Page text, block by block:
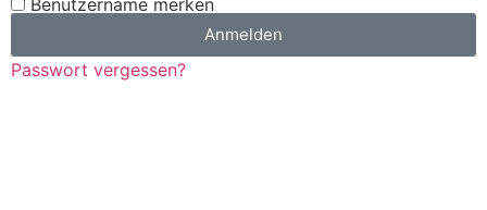
Anmelden
Passwort vergessen?